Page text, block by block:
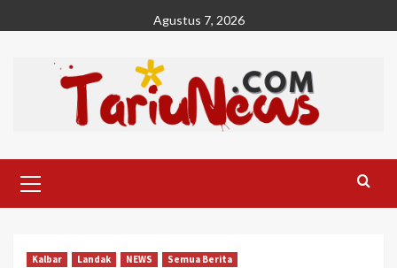
to
Agustus 7, 2026
Menu
Kalbar Landak NEWS Semua Berita